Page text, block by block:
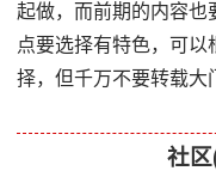
起做，而前期的内容也
点要选择有特色，可
择，但千万不要转载大
社